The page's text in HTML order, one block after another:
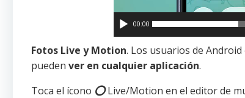
00:00
Fotos Live y Motion. Los usuarios de
pueden ver en cualquier aplicación.
Toca el ícono ⭕️Live/Motion en el editor de